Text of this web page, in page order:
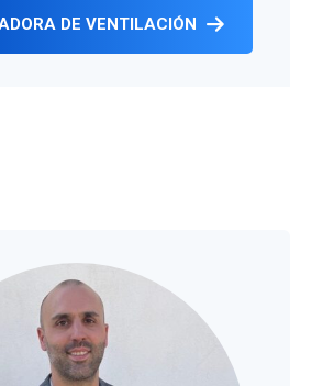
DE VENTILACIÓN